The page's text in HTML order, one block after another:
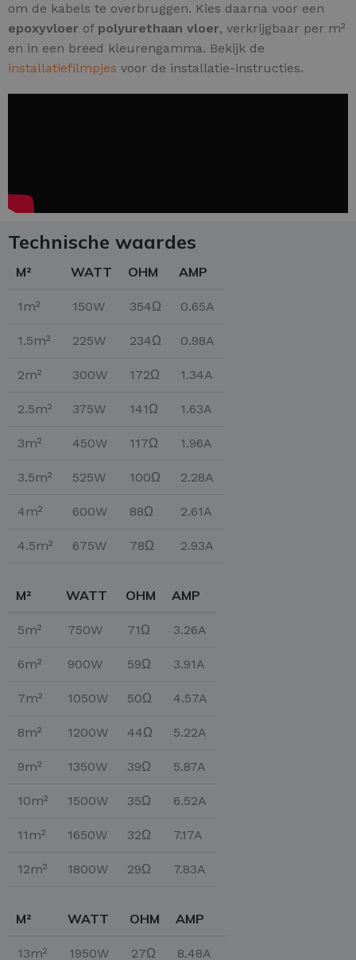
om de kabels te overbruggen. Kies daarna voor een
epoxyvloer of polyurethaan vloer, verkrijgbaar per m²
en in een breed kleurengamma. Bekijk de
installatiefilmpjes voor de installatie-instructies.
Technische waardes
M² WATT OHM AMP
1m² 150W 354Ω 0.65A
1.5m² 225W 234Ω 0.98A
2m² 300W 172Ω 1.34A
2.5m² 375W 141Ω 1.63A
3m² 450W 117Ω 1.96A
3.5m² 525W 100Ω 2.28A
4m² 600W 88Ω 2.61A
4.5m² 675W 78Ω 2.93A
M² WATT OHM AMP
5m² 750W 71Ω 3.26A
6m² 900W 59Ω 3.91A
7m² 1050W 50Ω 4.57A
8m² 1200W 44Ω 5.22A
9m² 1350W 39Ω 5.87A
10m² 1500W 35Ω 6.52A
11m² 1650W 32Ω 7.17A
12m² 1800W 29Ω 7.83A
M² WATT OHM AMP
13m² 1950W 27Ω 8.48A